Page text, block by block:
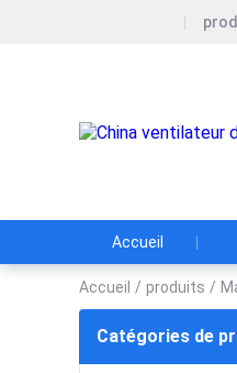
Accueil
Accueil / produits /
Catégories de